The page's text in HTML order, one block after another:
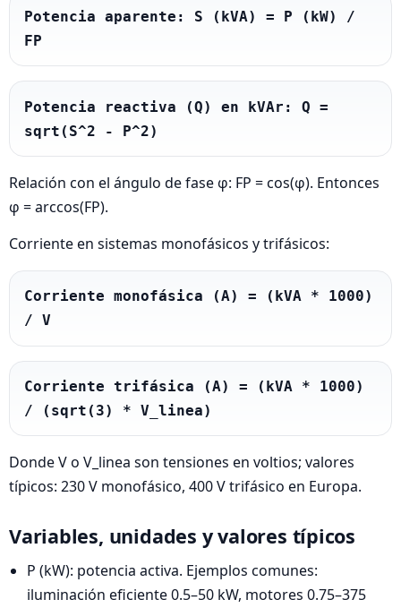
Potencia aparente: S (kVA) = P (kW) /
FP
Potencia reactiva (Q) en kVAr: Q =
sqrt(S^2 - P^2)
Relación con el ángulo de fase φ: FP = cos(φ). Entonces
φ = arccos(FP).
Corriente en sistemas monofásicos y trifásicos:
Corriente monofásica (A) = (kVA * 1000)
/ V
Corriente trifásica (A) = (kVA * 1000)
/ (sqrt(3) * V_linea)
Donde V o V_linea son tensiones en voltios; valores
típicos: 230 V monofásico, 400 V trifásico en Europa.
Variables, unidades y valores típicos
P (kW): potencia activa. Ejemplos comunes:
iluminación eficiente 0.5–50 kW, motores 0.75–375